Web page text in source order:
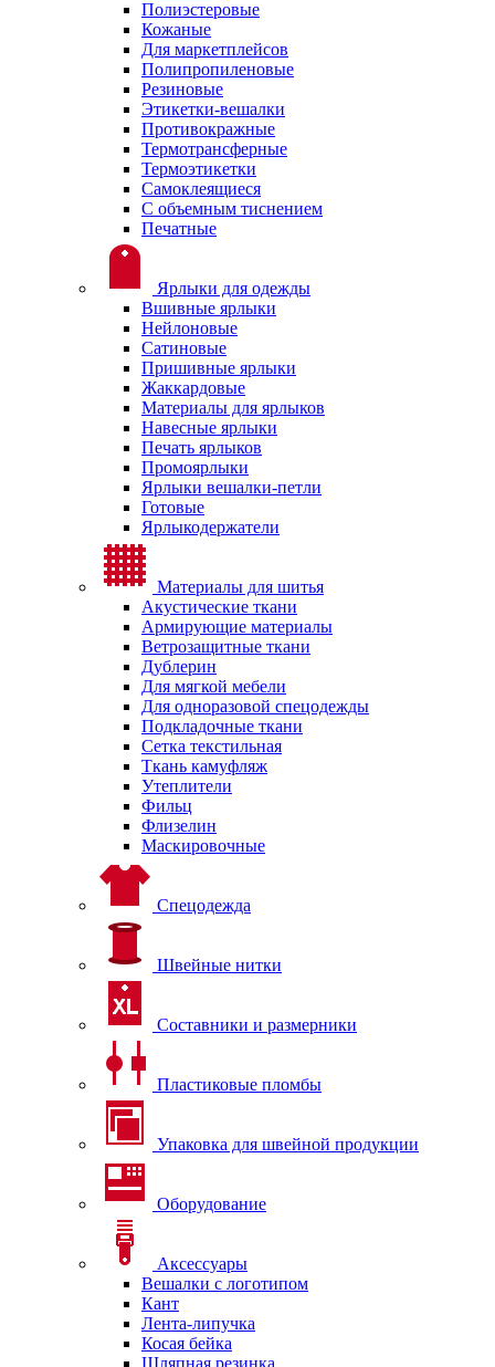
Полиэстеровые
Кожаные
Для маркетплейсов
Полипропиленовые
Резиновые
Этикетки-вешалки
Противокражные
Термотрансферные
Термоэтикетки
Самоклеящиеся
С объемным тиснением
Печатные
Ярлыки для одежды
Вшивные ярлыки
Нейлоновые
Сатиновые
Пришивные ярлыки
Жаккардовые
Материалы для ярлыков
Навесные ярлыки
Печать ярлыков
Промоярлыки
Ярлыки вешалки-петли
Готовые
Ярлыкодержатели
Материалы для шитья
Акустические ткани
Армирующие материалы
Ветрозащитные ткани
Дублерин
Для мягкой мебели
Для одноразовой спецодежды
Подкладочные ткани
Сетка текстильная
Ткань камуфляж
Утеплители
Фильц
Флизелин
Маскировочные
Спецодежда
Швейные нитки
Составники и размерники
Пластиковые пломбы
Упаковка для швейной продукции
Оборудование
Аксессуары
Вешалки с логотипом
Кант
Лента-липучка
Косая бейка
Шляпная резинка